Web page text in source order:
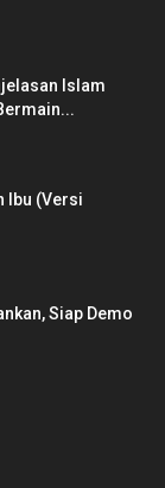
Islam
Ibu (Versi
Siap Demo